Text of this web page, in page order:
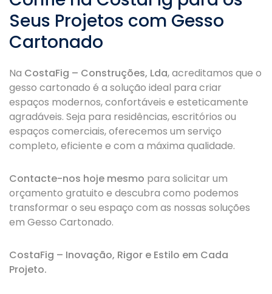
Seus Projetos com Gesso
Cartonado
Na CostaFig – Construções, Lda, acreditamos que o
gesso cartonado é a solução ideal para criar
espaços modernos, confortáveis e esteticamente
agradáveis. Seja para residências, escritórios ou
espaços comerciais, oferecemos um serviço
completo, eficiente e com a máxima qualidade.
Contacte-nos hoje mesmo para solicitar um
orçamento gratuito e descubra como podemos
transformar o seu espaço com as nossas soluções
em Gesso Cartonado.
CostaFig – Inovação, Rigor e Estilo em Cada
Projeto.